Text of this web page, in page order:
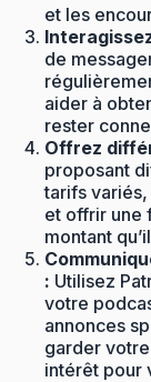
et les
de
aider à
rester
Offrez
proposant
tarifs
et offrir une
montant
: Utilisez
votre
annonces
garder
intérêt pour